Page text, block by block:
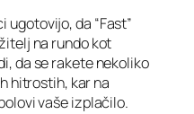
ugotovijo, da “Fast”
na rundo kot
da se rakete nekoliko
hitrostih, kar na
vaše izplačilo.